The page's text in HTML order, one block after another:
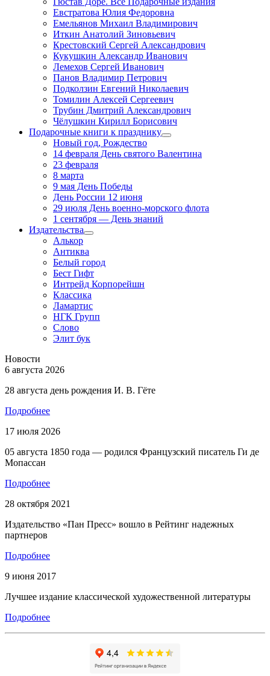
Евстратова Юлия Федоровна
Емельянов Михаил Владимирович
Иткин Анатолий Зиновьевич
Крестовский Сергей Александрович
Кукушкин Александр Иванович
Лемехов Сергей Иванович
Панов Владимир Петрович
Подколзин Евгений Николаевич
Томилин Алексей Сергеевич
Трубин Дмитрий Александрович
Чёлушкин Кирилл Борисович
Подарочные книги к празднику
Новый год, Рождество
14 февраля День святого Валентина
23 февраля
8 марта
9 мая День Победы
День России 12 июня
29 июля День военно-морского флота
1 сентября — День знаний
Издательства
Алькор
Антиква
Белый город
Бест Гифт
Интрейд Корпорейшн
Классика
Ламартис
НГК Групп
Слово
Элит бук
Новости
6 августа 2026
28 августа день рождения И. В. Гёте
Подробнее
17 июля 2026
05 августа 1850 года — родился Французский писатель Ги де
Мопассан
Подробнее
28 октября 2021
Издательство «Пан Пресс» вошло в Рейтинг надежных
партнеров
Подробнее
9 июня 2017
Лучшее издание классической художественной литературы
Подробнее